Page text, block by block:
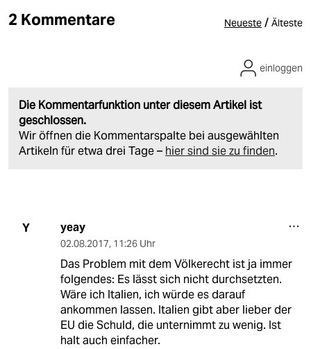
2 Kommentare Neueste / Älteste
Die Kommentarfunktion unter diesem Artikel ist
geschlossen.
Wir öffnen die Kommentarspalte bei ausgewählten
Artikeln für etwa drei Tage – hier sind sie zu finden.
einloggen
Y yeay
02.08.2017, 11:26 Uhr
Das Problem mit dem Völkerecht ist ja immer
folgendes: Es lässt sich nicht durchsetzten.
Wäre ich Italien, ich würde es darauf
ankommen lassen. Italien gibt aber lieber der
EU die Schuld, die unternimmt zu wenig. Ist
halt auch einfacher.